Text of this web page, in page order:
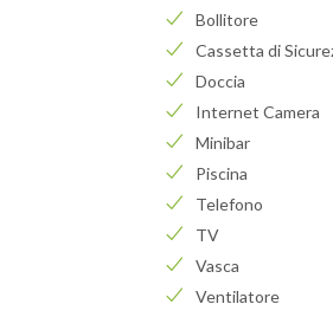
Bollitore
Cassetta di
Doccia
Internet Camera
Minibar
Piscina
Telefono
TV
Vasca
Ventilatore